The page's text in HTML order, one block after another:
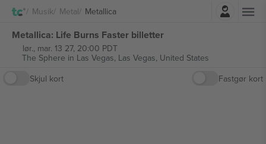
Musik Metal Metallica
Metallica: Life Burns Faster billetter
lør., mar. 13 27, 20:00 PDT
The Sphere in Las Vegas, Las Vegas, United States
Skjul kort
Fastgør kort